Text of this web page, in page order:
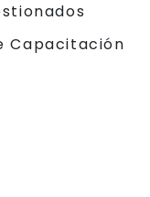
Capacitación